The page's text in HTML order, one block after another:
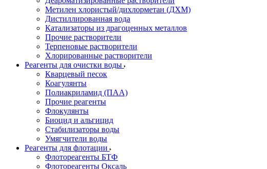
Метилен хлористый/дихлорметан (ДХМ)
Дистиллированная вода
Катализаторы из драгоценных металлов
Прочие растворители
Терпеновые растворители
Хлорированные растворители
Реагенты для очистки воды
Кварцевый песок
Коагулянты
Полиакриламид (ПАА)
Прочие реагенты
Флокулянты
Биоцид и альгицид
Стабилизаторы воды
Умягчители воды
Реагенты для флотации
Флотореагенты БТФ
Флотореагенты Оксаль